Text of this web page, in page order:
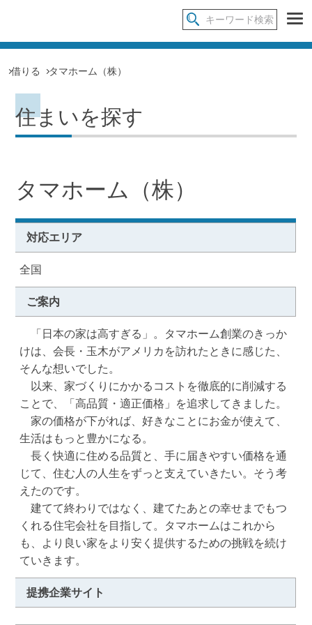
借りる タマホーム（株）
住まいを探す
タマホーム（株）
対応エリア
全国
ご案内
「日本の家は高すぎる」。タマホーム創業のきっか
けは、会長・玉木がアメリカを訪れたときに感じた、
そんな想いでした。
以来、家づくりにかかるコストを徹底的に削減する
ことで、「高品質・適正価格」を追求してきました。
家の価格が下がれば、好きなことにお金が使えて、
生活はもっと豊かになる。
長く快適に住める品質と、手に届きやすい価格を通
じて、住む人の人生をずっと支えていきたい。そう考
えたのです。
建てて終わりではなく、建てたあとの幸せまでもつ
くれる住宅会社を目指して。タマホームはこれから
も、より良い家をより安く提供するための挑戦を続け
ていきます。
提携企業サイト